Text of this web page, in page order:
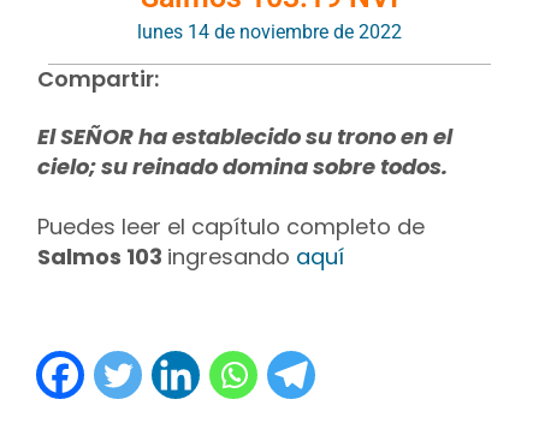
lunes 14 de noviembre de 2022
Compartir:
El SEÑOR ha establecido su trono en el
cielo; su reinado domina sobre todos.
Puedes leer el capítulo completo de
Salmos 103 ingresando aquí